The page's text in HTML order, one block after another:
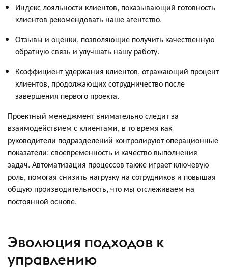
Индекс лояльности клиентов, показывающий готовность
клиентов рекомендовать наше агентство.
Отзывы и оценки, позволяющие получить качественную
обратную связь и улучшать нашу работу.
Коэффициент удержания клиентов, отражающий процент
клиентов, продолжающих сотрудничество после
завершения первого проекта.
Проектный менеджмент внимательно следит за
взаимодействием с клиентами, в то время как
руководители подразделений контролируют операционные
показатели: своевременность и качество выполнения
задач. Автоматизация процессов также играет ключевую
роль, помогая снизить нагрузку на сотрудников и повышая
общую производительность, что мы отслеживаем на
постоянной основе.
Эволюция подходов к
управлению